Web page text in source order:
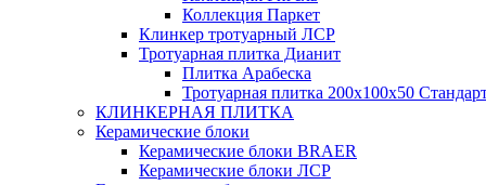
Коллекция Паркет
Клинкер тротуарный ЛСР
Тротуарная плитка Дианит
Плитка Арабеска
Тротуарная плитка 200х100х50
КЛИНКЕРНАЯ ПЛИТКА
Керамические блоки
Керамические блоки BRAER
Керамические блоки ЛСР